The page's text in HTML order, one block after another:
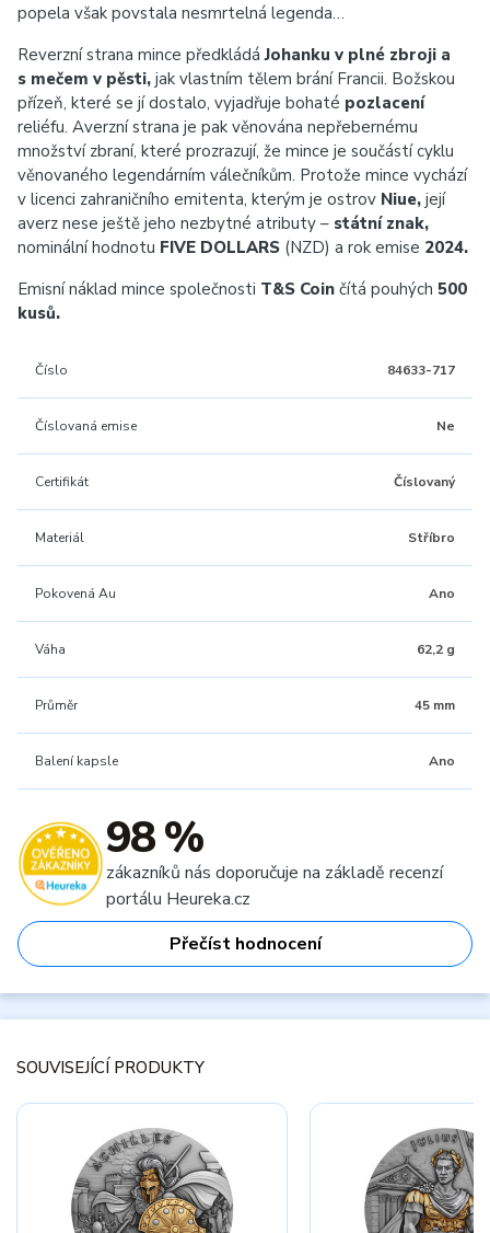
popela však povstala nesmrtelná legenda…
Reverzní strana mince předkládáJohanku v plné zbroji a
s mečem v pěsti, jak vlastním tělem brání Francii. Božskou
přízeň, které se jí dostalo, vyjadřuje bohaté pozlacení
reliéfu. Averzní strana je pak věnována nepřebernému
množství zbraní, které prozrazují, že mince je součástí cyklu
věnovaného legendárním válečníkům. Protože mince vychází
v licenci zahraničního emitenta, kterým je ostrov Niue, její
averz nese ještě jeho nezbytné atributy – státní znak,
nominální hodnotu FIVE DOLLARS (NZD) a rok emise 2024.
Emisní náklad mince společnosti T&S Coin čítá pouhých 500
kusů.
Číslo 84633-717
Číslovaná emise Ne
Certifikát Číslovaný
Materiál Stříbro
Pokovená Au Ano
Váha 62,2 g
Průměr 45 mm
Balení kapsle Ano
98 %
zákazníků nás doporučuje na základě recenzí
portálu Heureka.cz
Přečíst hodnocení
SOUVISEJÍCÍ PRODUKTY